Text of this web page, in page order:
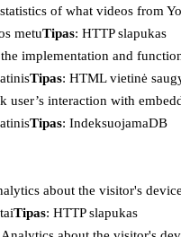
of what videos from
metuTipas: HTTP slapukas
implementation and
Tipas: HTML vietinė
user’s interaction with
Tipas: IndeksuojamaDB
about the visitor's
Tipas: HTTP slapukas